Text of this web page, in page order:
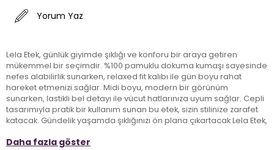
Yorum Yaz
Lela Etek, günlük giyimde şıklığı ve konforu bir araya getiren
mükemmel bir seçimdir. %100 pamuklu dokuma kumaşı sayesinde
nefes alabilirlik sunarken, relaxed fit kalıbı ile gün boyu rahat
hareket etmenizi sağlar. Midi boyu, modern bir görünüm
sunarken, lastikli bel detayı ile vücut hatlarınıza uyum sağlar. Cepli
tasarımıyla pratik bir kullanım sunan bu etek, sizin stilinize zarafet
katacak. Gündelik yaşamda şıklığınızı ön plana çıkartacak Lela Etek,
edebileceğiniz bir parçadır.
Daha fazla göster